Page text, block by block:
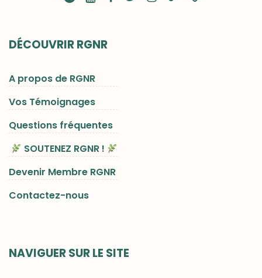
DÉCOUVRIR RGNR
A propos de RGNR
Vos Témoignages
Questions fréquentes
SOUTENEZ RGNR !
Devenir Membre RGNR
Contactez-nous
NAVIGUER SUR LE SITE